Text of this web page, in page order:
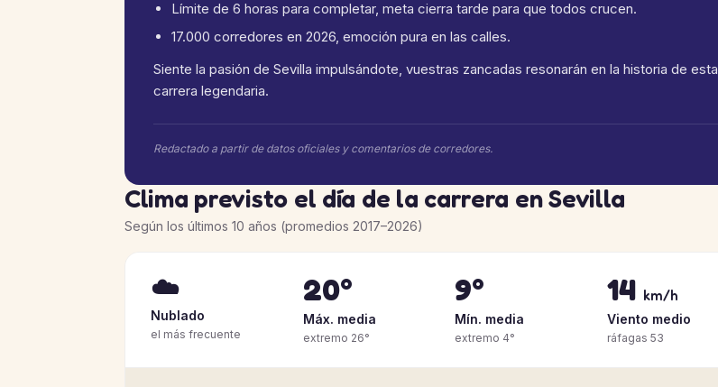
Límite de 6 horas para completar, meta cierra tarde para que todos crucen.
17.000 corredores en 2026, emoción pura en las calles.
Siente la pasión de Sevilla impulsándote, vuestras zancadas resonarán en la historia de esta
carrera legendaria.
Redactado a partir de datos oficiales y comentarios de corredores.
Clima previsto el día de la carrera en Sevilla
Según los últimos 10 años (promedios 2017–2026)
☁️
Nublado
el más frecuente
20°
Máx. media
extremo 26°
9°
Mín. media
extremo 4°
14 km/h
Viento medio
ráfagas 53